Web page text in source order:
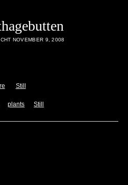
NOVEMBER 9, 2008
Still
plants Still